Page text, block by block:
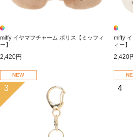
miffy イヤマフチャーム ボリス【ミッフィ
ー】
2,420円
miffy
ィー】
2,420
NEW
3 4